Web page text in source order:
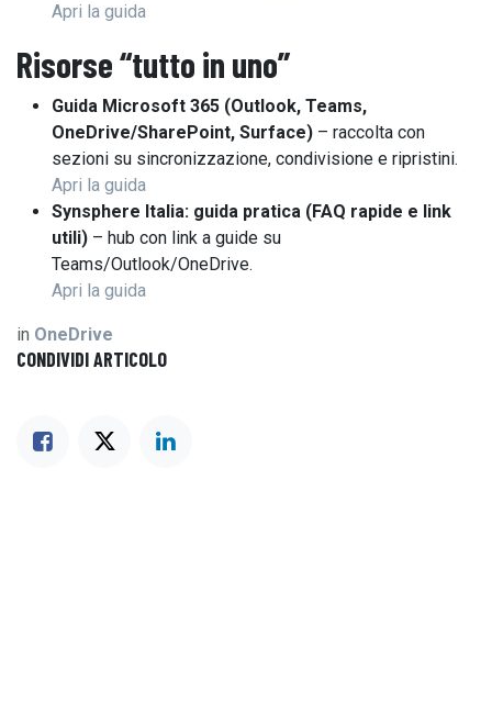
Apri la guida
Risorse “tutto in uno”
Guida Microsoft 365 (Outlook, Teams,
OneDrive/SharePoint, Surface) – raccolta con
sezioni su sincronizzazione, condivisione e ripristini.
Apri la guida
Synsphere Italia: guida pratica (FAQ rapide e link
utili) – hub con link a guide su
Teams/Outlook/OneDrive.
Apri la guida
in OneDrive
CONDIVIDI ARTICOLO